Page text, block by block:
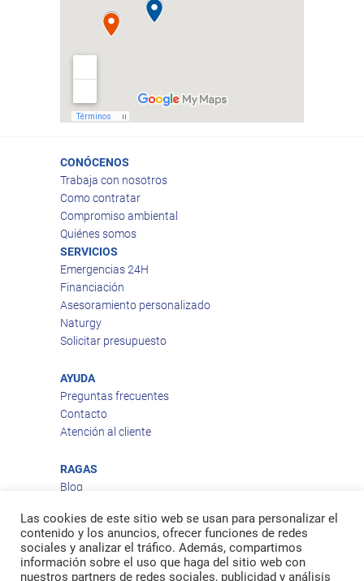
CONÓCENOS
Trabaja con nosotros
Como contratar
Compromiso ambiental
Quiénes somos
SERVICIOS
Emergencias 24H
Financiación
Asesoramiento personalizado
Naturgy
Solicitar presupuesto
AYUDA
Preguntas frecuentes
Contacto
Atención al cliente
RAGAS
Blog
Política de privacidad
Política de cookies
Política de envío
Política de devoluciones
Las cookies de este sitio web se usan para personalizar el
contenido y los anuncios, ofrecer funciones de redes
sociales y analizar el tráfico. Además, compartimos
información sobre el uso que haga del sitio web con
nuestros partners de redes sociales, publicidad y análisis